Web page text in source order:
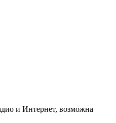
и Интернет, возможна